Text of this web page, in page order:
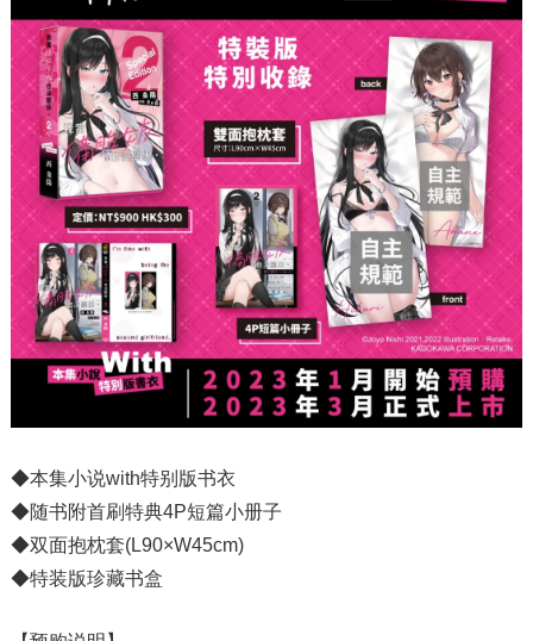
◆本集小说with特别版书衣
◆随书附首刷特典4P短篇小册子
◆双面抱枕套(L90×W45cm)
◆特装版珍藏书盒